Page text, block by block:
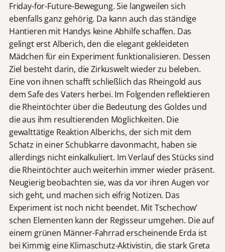
Friday-for-Future-Bewegung. Sie langweilen sich
ebenfalls ganz gehörig. Da kann auch das ständige
Hantieren mit Handys keine Abhilfe schaffen. Das
gelingt erst Alberich, den die elegant gekleideten
Mädchen für ein Experiment funktionalisieren. Dessen
Ziel besteht darin, die Zirkuswelt wieder zu beleben.
Eine von ihnen schafft schließlich das Rheingold aus
dem Safe des Vaters herbei. Im Folgenden reflektieren
die Rheintöchter über die Bedeutung des Goldes und
die aus ihm resultierenden Möglichkeiten. Die
gewalttätige Reaktion Alberichs, der sich mit dem
Schatz in einer Schubkarre davonmacht, haben sie
allerdings nicht einkalkuliert. Im Verlauf des Stücks sind
die Rheintöchter auch weiterhin immer wieder präsent.
Neugierig beobachten sie, was da vor ihren Augen vor
sich geht, und machen sich eifrig Notizen. Das
Experiment ist noch nicht beendet. Mit Tschechow’
schen Elementen kann der Regisseur umgehen. Die auf
einem grünen Männer-Fahrrad erscheinende Erda ist
bei Kimmig eine Klimaschutz-Aktivistin, die stark Greta